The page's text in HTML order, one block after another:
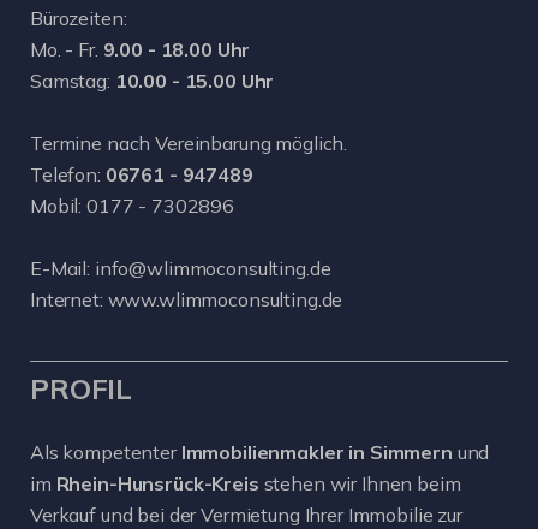
Bürozeiten:
Mo. - Fr. 9.00 - 18.00 Uhr
Samstag: 10.00 - 15.00 Uhr
Termine nach Vereinbarung möglich.
Telefon: 06761 - 947489
Mobil: 0177 - 7302896
E-Mail: info@wlimmoconsulting.de
Internet: www.wlimmoconsulting.de
PROFIL
Als kompetenter Immobilienmakler in Simmern und
im Rhein-Hunsrück-Kreis stehen wir Ihnen beim
Verkauf und bei der Vermietung Ihrer Immobilie zur